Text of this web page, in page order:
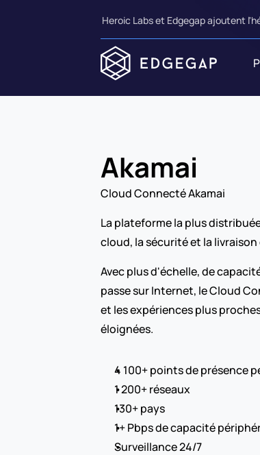
Heroic Labs et Edgegap ajoutent
Akamai
Cloud Connecté Akamai
La plateforme la plus
cloud, la sécurité et la
Avec plus d'échelle, de
passe sur Internet, le Cloud
et les expériences plus
éloignées.
4 100+ points de présence
1 200+ réseaux
130+ pays
1+ Pbps de capacité
Surveillance 24/7